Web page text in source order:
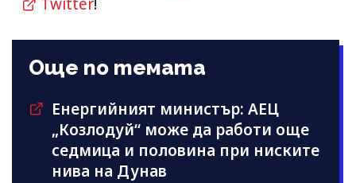
Twitter!
Още по темата
Енергийният министър: АЕЦ
„Козлодуй“ може да работи още
седмица и половина при ниските
нива на Дунав